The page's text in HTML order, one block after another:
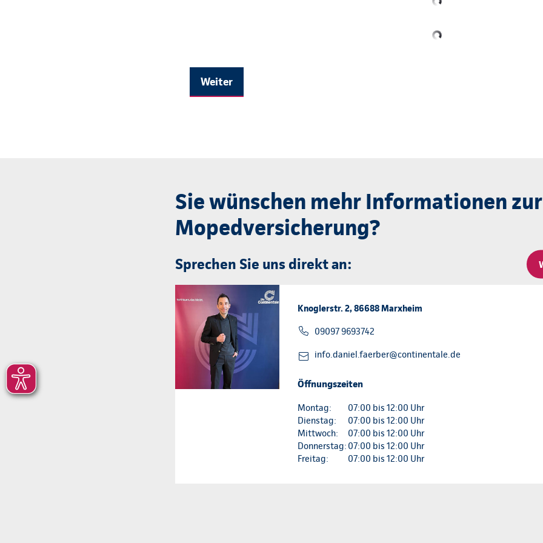
Weiter
Sie wünschen mehr Informationen zur
Mopedversicherung?
Sprechen Sie uns direkt an:
Knoglerstr. 2, 86688 Marxheim
09097 9693742
info.daniel.faerber@continentale.de
Öffnungszeiten
Montag:
07:00 bis 12:00 Uhr
Dienstag:
07:00 bis 12:00 Uhr
Mittwoch:
07:00 bis 12:00 Uhr
Donnerstag:07:00 bis 12:00 Uhr
Freitag:
07:00 bis 12:00 Uhr